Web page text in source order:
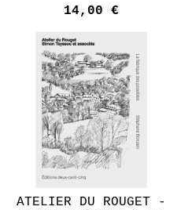
14,00 €
ATELIER DU ROUGET -